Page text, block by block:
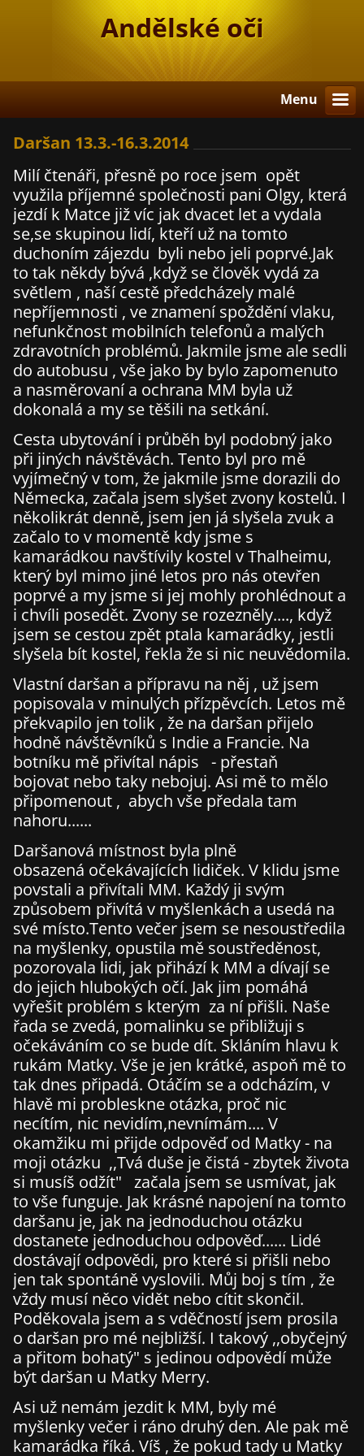
Andělské oči
Menu
Daršan 13.3.-16.3.2014
Milí čtenáři, přesně po roce jsem opět
využila příjemné společnosti pani Olgy, která
jezdí k Matce již víc jak dvacet let a vydala
se,se skupinou lidí, kteří už na tomto
duchoním zájezdu byli nebo jeli poprvé.Jak
to tak někdy bývá ,když se člověk vydá za
světlem , naší cestě předcházely malé
nepříjemnosti , ve znamení spoždění vlaku,
nefunkčnost mobilních telefonů a malých
zdravotních problémů. Jakmile jsme ale sedli
do autobusu , vše jako by bylo zapomenuto
a nasměrovaní a ochrana MM byla už
dokonalá a my se těšili na setkání.
Cesta ubytování i průběh byl podobný jako
při jiných návštěvách. Tento byl pro mě
vyjímečný v tom, že jakmile jsme dorazili do
Německa, začala jsem slyšet zvony kostelů. I
několikrát denně, jsem jen já slyšela zvuk a
začalo to v momentě kdy jsme s
kamarádkou navštívily kostel v Thalheimu,
který byl mimo jiné letos pro nás otevřen
poprvé a my jsme si jej mohly prohlédnout a
i chvíli posedět. Zvony se rozezněly...., když
jsem se cestou zpět ptala kamarádky, jestli
slyšela bít kostel, řekla že si nic neuvědomila.
Vlastní daršan a přípravu na něj , už jsem
popisovala v minulých přízpěvcích. Letos mě
překvapilo jen tolik , že na daršan přijelo
hodně návštěvníků s Indie a Francie. Na
botníku mě přivítal nápis - přestaň
bojovat nebo taky nebojuj. Asi mě to mělo
připomenout , abych vše předala tam
nahoru......
Daršanová místnost byla plně
obsazená očekávajících lidiček. V klidu jsme
povstali a přivítali MM. Každý ji svým
způsobem přivítá v myšlenkách a usedá na
své místo.Tento večer jsem se nesoustředila
na myšlenky, opustila mě soustředěnost,
pozorovala lidi, jak přihází k MM a dívají se
do jejich hlubokých očí. Jak jim pomáhá
vyřešit problém s kterým za ní přišli. Naše
řada se zvedá, pomalinku se přibližuji s
očekáváním co se bude dít. Skláním hlavu k
rukám Matky. Vše je jen krátké, aspoň mě to
tak dnes připadá. Otáčím se a odcházím, v
hlavě mi probleskne otázka, proč nic
necítím, nic nevidím,nevnímám.... V
okamžiku mi přijde odpověď od Matky - na
moji otázku ,,Tvá duše je čistá - zbytek života
si musíš odžít" začala jsem se usmívat, jak
to vše funguje. Jak krásné napojení na tomto
daršanu je, jak na jednoduchou otázku
dostanete jednoduchou odpověď...... Lidé
dostávají odpovědi, pro které si přišli nebo
jen tak spontáně vyslovili. Můj boj s tím , že
vždy musí něco vidět nebo cítit skončil.
Poděkovala jsem a s vděčností jsem prosila
o daršan pro mé nejbližší. I takový ,,obyčejný
a přitom bohatý" s jedinou odpovědí může
být daršan u Matky Merry.
Asi už nemám jezdit k MM, byly mé
myšlenky večer i ráno druhý den. Ale pak mě
kamarádka říká. Víš , že pokud tady u Matky